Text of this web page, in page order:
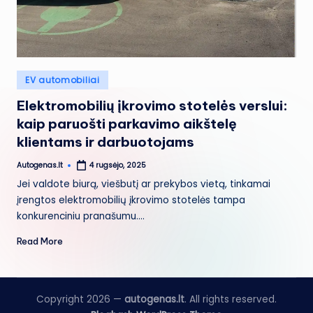
Posted
in
EV automobiliai
Elektromobilių įkrovimo stotelės verslui:
kaip paruošti parkavimo aikštelę
klientams ir darbuotojams
Posted
Autogenas.lt 4 rugsėjo, 2025
Jei valdote biurą, viešbutį ar prekybos vietą, tinkamai
įrengtos elektromobilių įkrovimo stotelės tampa
konkurenciniu pranašumu.…
Read More
Copyright 2026 — autogenas.lt. All rights reserved.